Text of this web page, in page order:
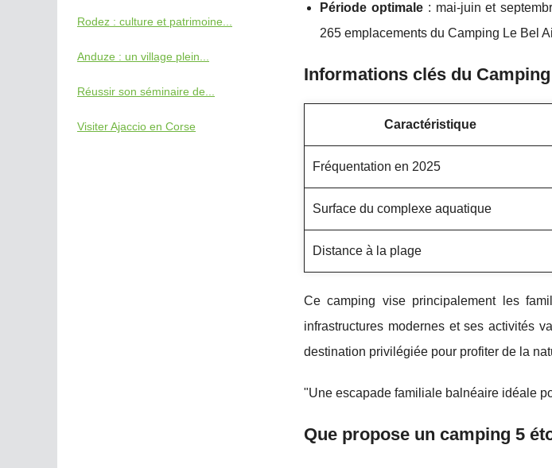
Période optimale: mai-juin et
265 emplacements du Camping Le Bel
Informations clés du
Caractéristique
Fréquentation en 2025
Surface du complexe aquatique
Distance à la plage
Ce camping vise principalement les
infrastructures modernes et ses activités
destination privilégiée pour profiter de la
"Une escapade familiale balnéaire idéale
Que propose un camping 5
Rodez : culture et patrimoine...
Anduze : un village plein...
Réussir son séminaire de...
Visiter Ajaccio en Corse